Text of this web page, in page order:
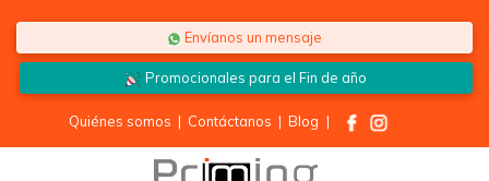
Envíanos un mensaje
Promocionales para elFin de año
Quiénes somos | Contáctanos | Blog |